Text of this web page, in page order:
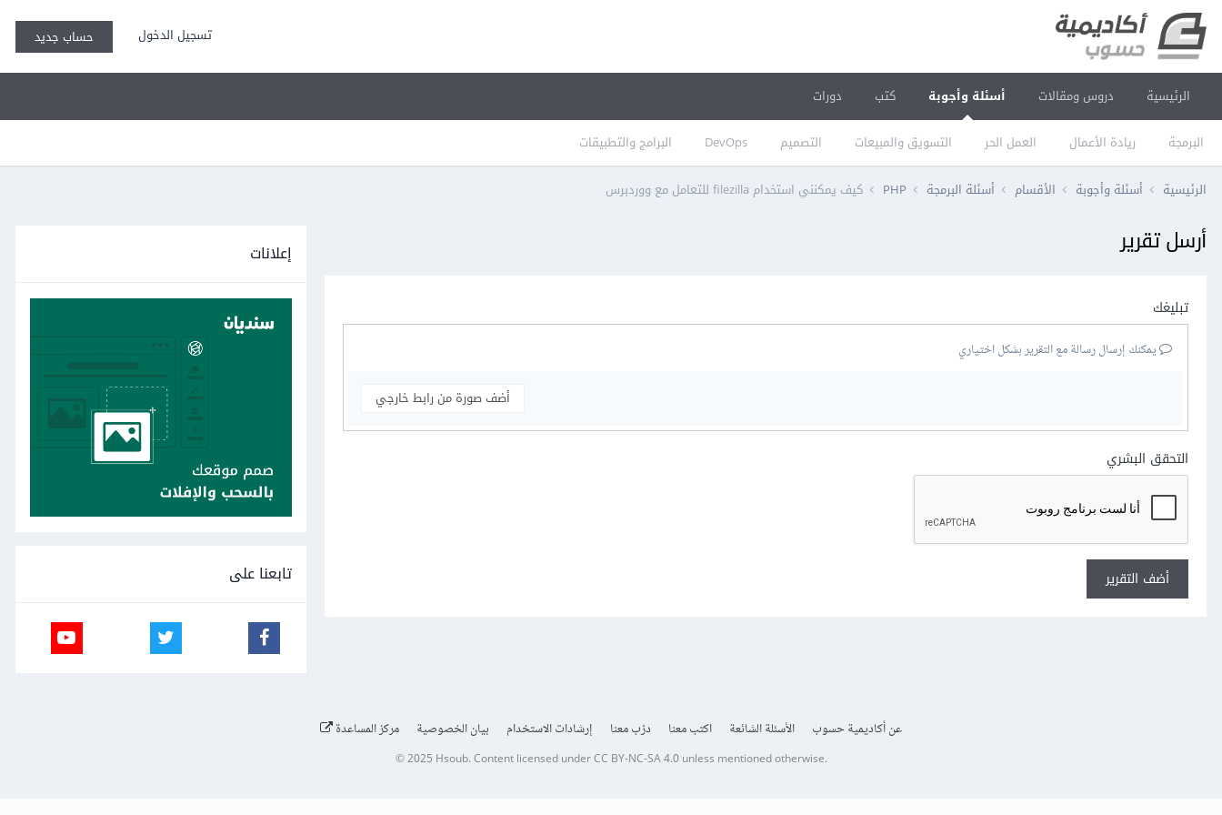
تسجيل الدخول حساب جديد
الرئيسية دروس ومقالات أسئلة وأجوبة
البرمجة ريادة الأعمال العمل الحر التسويق والمبيعات التصميم DevOps البرامج والتطبيقات
كتب دورات
الرئيسية أسئلة وأجوبة الأقسام أسئلة البرمجة PHP كيف يمكنني استخدام filezilla للتعامل مع ووردبرس
أرسل تقرير
تبليغك
يمكنك إرسال رسالة مع التقرير بشكل اختياري
أضف صورة من رابط خارجي
التحقق البشري
أضف التقرير
إعلانات
تابعنا على
عن أكاديمية حسوب الأسئلة الشائعة اكتب معنا درّب معنا إرشادات الاستخدام بيان الخصوصية مركز المساعدة
© 2025 Hsoub.Content licensed underCC BY-NC-SA 4.0unless mentioned otherwise.